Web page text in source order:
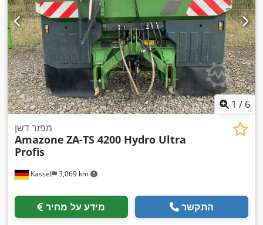
1 / 6
Kassel 3,069 km
מפזר דשן
Amazone ZA-TS 4200 Hydro Ultra
Profis
מידע על מחיר התקשר